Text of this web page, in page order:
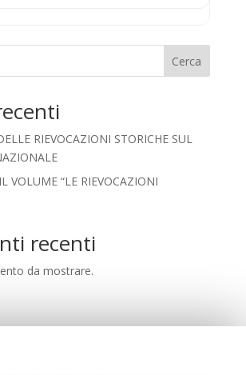
Cerca
RIEVOCAZIONI STORICHE SUL
VOLUME “LE RIEVOCAZIONI
recenti
da mostrare.